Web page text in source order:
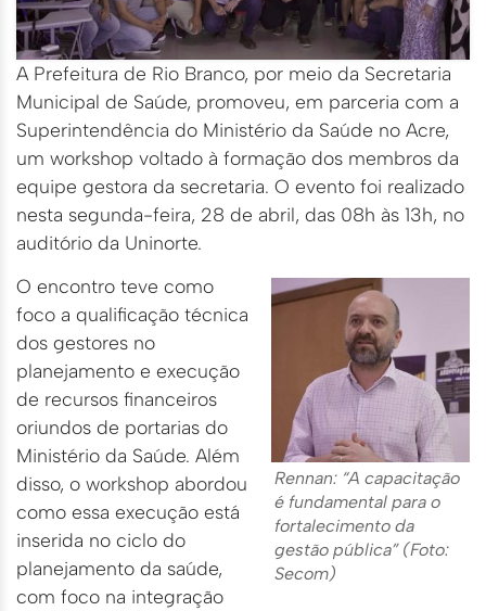
A Prefeitura de Rio Branco, por meio da Secretaria
Municipal de Saúde, promoveu, em parceria com a
Superintendência do Ministério da Saúde no Acre,
um workshop voltado à formação dos membros da
equipe gestora da secretaria. O evento foi realizado
nesta segunda-feira, 28 de abril, das 08h às 13h, no
auditório da Uninorte.
Rennan: “A capacitação
é fundamental para o
fortalecimento da
gestão pública” (Foto:
Secom)
O encontro teve como
foco a qualificação técnica
dos gestores no
planejamento e execução
de recursos financeiros
oriundos de portarias do
Ministério da Saúde. Além
disso, o workshop abordou
como essa execução está
inserida no ciclo do
planejamento da saúde,
com foco na integração